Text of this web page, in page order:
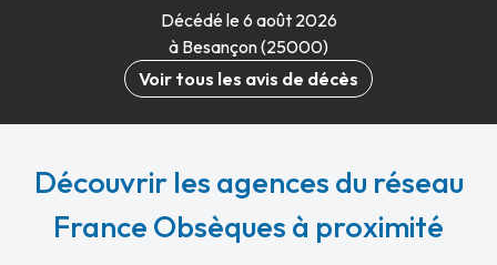
Décédé le 6 août 2026
à Besançon (25000)
Voir tous les avis de décès
Découvrir les agences du réseau
France Obsèques à proximité